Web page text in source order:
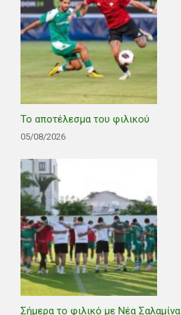
Το αποτέλεσμα του φιλικού
05/08/2026
Σήμερα το φιλικό με Νέα Σαλαμίνα